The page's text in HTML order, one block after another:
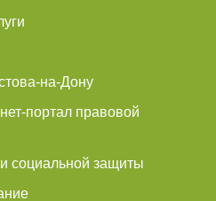
на-Дону
портал правовой
социальной защиты